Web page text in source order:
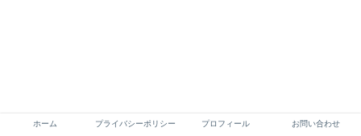
ホーム プライバシーポリシー プロフィール お問い合わせ